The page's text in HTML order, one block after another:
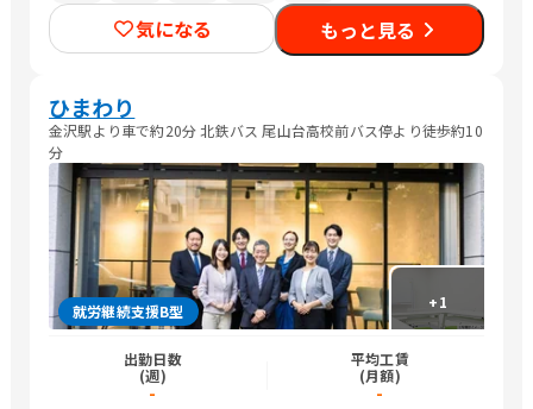
気になる もっと見る
ひまわり
金沢駅より車で約20分 北鉄バス 尾山台高校前バス停より徒歩約10
分
+1
就労継続支援B型
出勤日数
(週)
-
平均工賃
(月額)
-